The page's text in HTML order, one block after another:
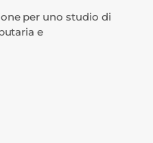
per uno studio di
e